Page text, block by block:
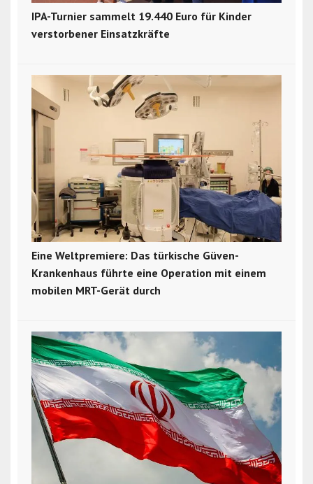
IPA-Turnier sammelt 19.440 Euro für Kinder
verstorbener Einsatzkräfte
Eine Weltpremiere: Das türkische Güven-
Krankenhaus führte eine Operation mit einem
mobilen MRT-Gerät durch